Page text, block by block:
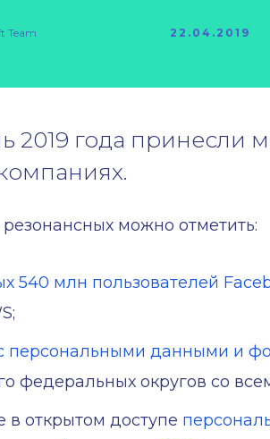
Team 22.04.2019
2019 года принесли
можно отметить:
540 млн пользователей
персональными данными и
федеральных округов со
в открытом доступе